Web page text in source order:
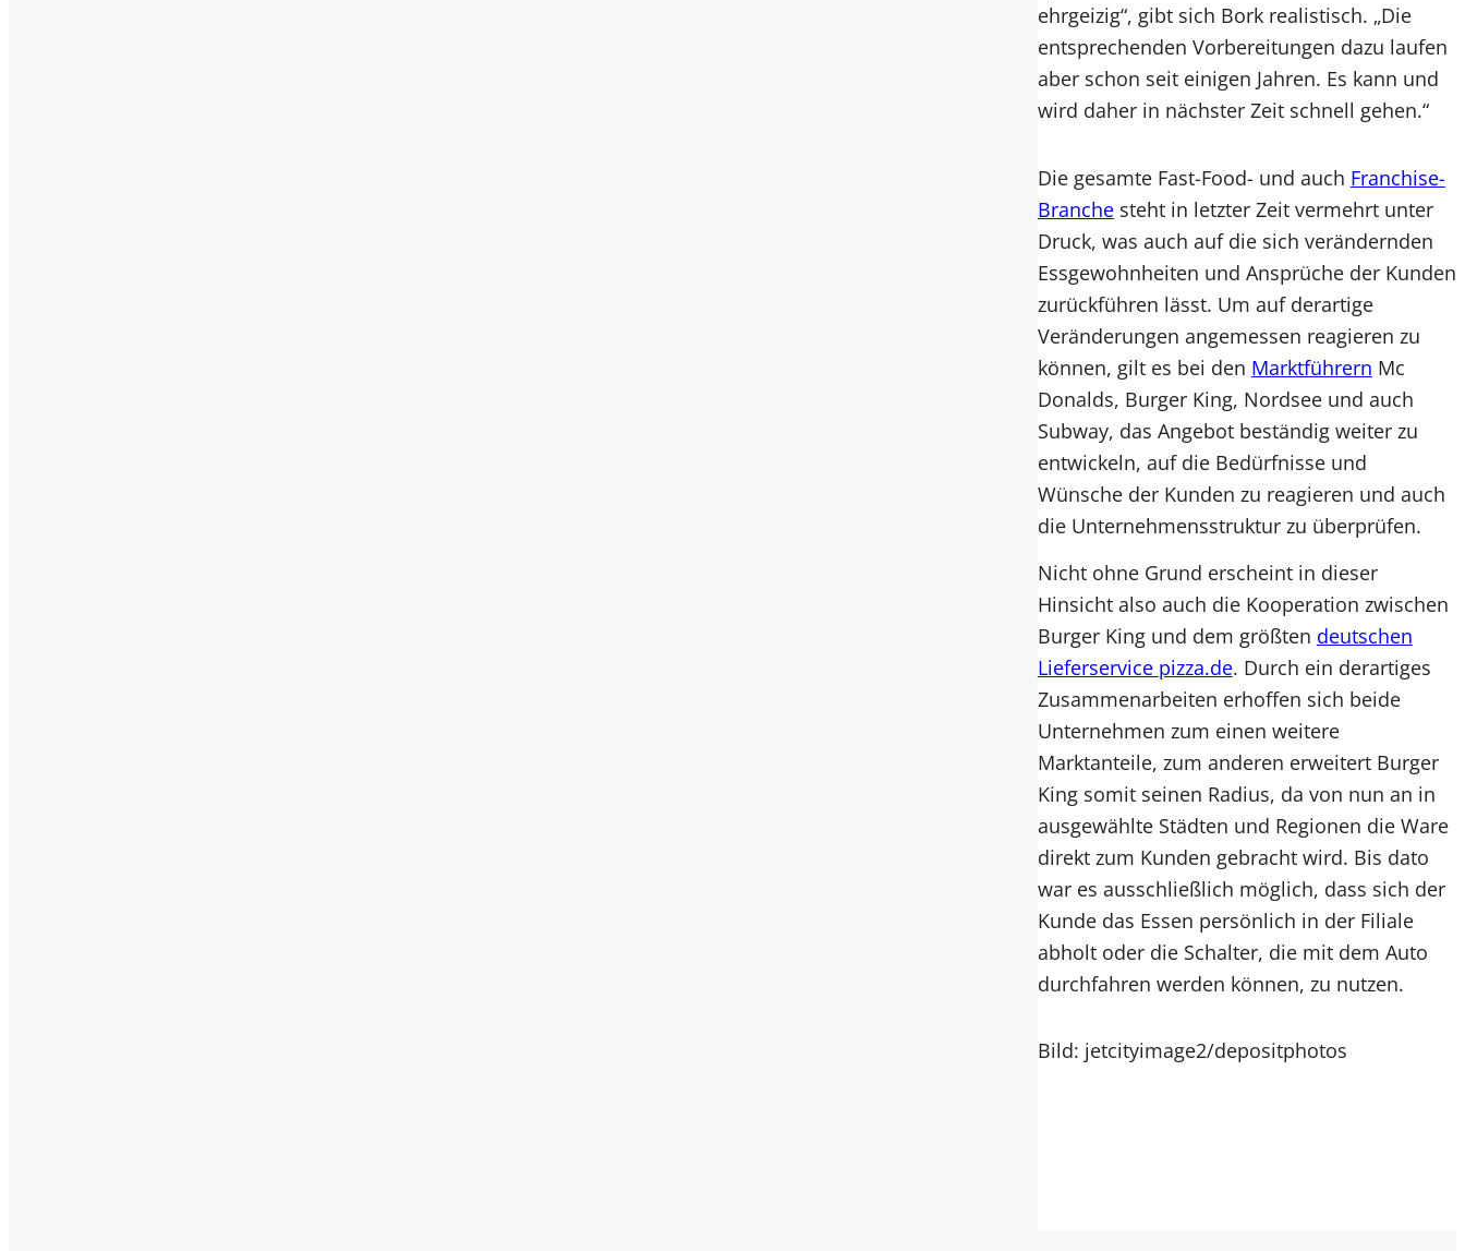
ehrgeizig“, gibt sich Bork realistisch. „Die
entsprechenden Vorbereitungen dazu laufen
aber schon seit einigen Jahren. Es kann und
wird daher in nächster Zeit schnell gehen.“
Die gesamte Fast-Food- und auch Franchise-
Branchesteht in letzter Zeit vermehrt unter
Druck, was auch auf die sich verändernden
Essgewohnheiten und Ansprüche der Kunden
zurückführen lässt. Um auf derartige
Veränderungen angemessen reagieren zu
können, gilt es bei den Marktführern Mc
Donalds, Burger King, Nordsee und auch
Subway, das Angebot beständig weiter zu
entwickeln, auf die Bedürfnisse und
Wünsche der Kunden zu reagieren und auch
die Unternehmensstruktur zu überprüfen.
Nicht ohne Grund erscheint in dieser
Hinsicht also auch die Kooperation zwischen
Burger King und dem größten deutschen
Lieferservice pizza.de. Durch ein derartiges
Zusammenarbeiten erhoffen sich beide
Unternehmen zum einen weitere
Marktanteile, zum anderen erweitert Burger
King somit seinen Radius, da von nun an in
ausgewählte Städten und Regionen die Ware
direkt zum Kunden gebracht wird. Bis dato
war es ausschließlich möglich, dass sich der
Kunde das Essen persönlich in der Filiale
abholt oder die Schalter, die mit dem Auto
durchfahren werden können, zu nutzen.
Bild: jetcityimage2/depositphotos